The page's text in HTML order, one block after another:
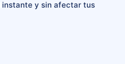
instante y sin afectar tus